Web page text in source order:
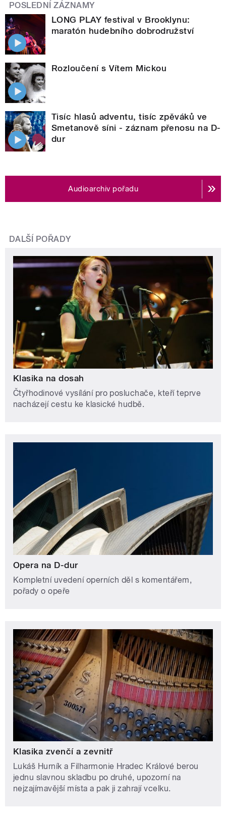
POSLEDNÍ ZÁZNAMY
LONG PLAY festival v Brooklynu:
maratón hudebního dobrodružství
Rozloučení s Vítem Mickou
Tisíc hlasů adventu, tisíc zpěváků ve
Smetanově síni - záznam přenosu na D-
dur
Audioarchiv pořadu
DALŠÍ POŘADY
Klasika na dosah
Čtyřhodinové vysílání pro posluchače, kteří teprve
nacházejí cestu ke klasické hudbě.
Opera na D-dur
Kompletní uvedení operních děl s komentářem,
pořady o opeře
Klasika zvenčí a zevnitř
Lukáš Hurník a Filharmonie Hradec Králové berou
jednu slavnou skladbu po druhé, upozorní na
nejzajímavější místa a pak ji zahrají vcelku.